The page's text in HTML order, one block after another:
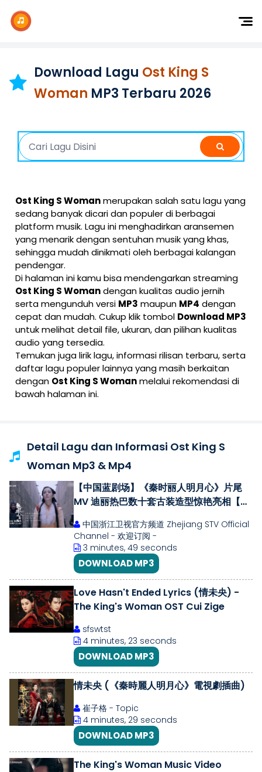
Dangdut
Barat
Download Lagu Ost King S
Woman MP3 Terbaru 2026
Ost King S Womanmerupakan salah satu lagu yang
sedang banyak dicari dan populer di berbagai
platform musik. Lagu ini menghadirkan aransemen
yang menarik dengan sentuhan musik yang khas,
sehingga mudah dinikmati oleh berbagai kalangan
pendengar.
Di halaman ini kamu bisa mendengarkan streaming
Ost King S Womandengan kualitas audio jernih
serta mengunduh versi MP3 maupun MP4 dengan
cepat dan mudah. Cukup klik tombol Download MP3
untuk melihat detail file, ukuran, dan pilihan kualitas
audio yang tersedia.
Temukan juga lirik lagu, informasi rilisan terbaru, serta
daftar lagu populer lainnya yang masih berkaitan
dengan Ost King S Womanmelalui rekomendasi di
bawah halaman ini.
Detail Lagu dan Informasi Ost King S
Woman Mp3 & Mp4
【中国蓝剧场】《秦时丽人明月心》片尾
MV 迪丽热巴数十套古装造型惊艳亮相【浙
中国浙江卫视官方频道 Zhejiang STV Official
Channel - 欢迎订阅 -
3 minutes, 49 seconds
DOWNLOAD MP3
Love Hasn't Ended Lyrics (情未央) -
The King's Woman OST Cui Zige
sfswtst
4 minutes, 23 seconds
DOWNLOAD MP3
情未央 (《秦時麗人明月心》電視劇插曲)
崔子格 - Topic
4 minutes, 29 seconds
DOWNLOAD MP3
The King's Woman Music Video